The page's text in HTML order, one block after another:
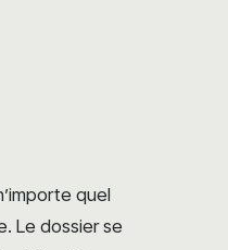
quel
Le dossier se